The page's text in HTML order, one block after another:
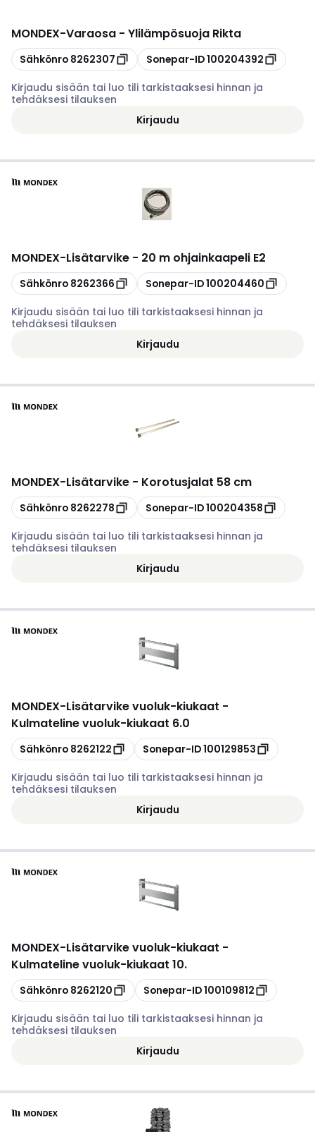
MONDEX-Varaosa - Ylilämpösuoja Rikta
Kopioi
Sähkönro 8262307 Kopioi
Sonepar-ID100204392
Kirjaudu sisään tai luo tili tarkistaaksesi hinnan ja
tehdäksesi tilauksen
Kirjaudu
MONDEX-Lisätarvike - 20 m ohjainkaapeli E2
Kopioi
Sähkönro 8262366 Kopioi
Sonepar-ID100204460
Kirjaudu sisään tai luo tili tarkistaaksesi hinnan ja
tehdäksesi tilauksen
Kirjaudu
MONDEX-Lisätarvike - Korotusjalat 58 cm
Kopioi
Sähkönro 8262278 Kopioi
Sonepar-ID100204358
Kirjaudu sisään tai luo tili tarkistaaksesi hinnan ja
tehdäksesi tilauksen
Kirjaudu
MONDEX-Lisätarvike vuoluk-kiukaat -
Kulmateline vuoluk-kiukaat 6.0
Kopioi
Sähkönro 8262122 Kopioi
Sonepar-ID100129853
Kirjaudu sisään tai luo tili tarkistaaksesi hinnan ja
tehdäksesi tilauksen
Kirjaudu
MONDEX-Lisätarvike vuoluk-kiukaat -
Kulmateline vuoluk-kiukaat 10.
Kopioi
Sähkönro 8262120 Kopioi
Sonepar-ID100109812
Kirjaudu sisään tai luo tili tarkistaaksesi hinnan ja
tehdäksesi tilauksen
Kirjaudu